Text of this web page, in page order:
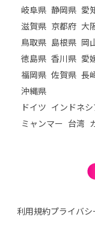
岐阜県 静岡県 愛
滋賀県 京都府 大
鳥取県 島根県 岡
徳島県 香川県 愛
福岡県 佐賀県 長
沖縄県
ドイツ インドネシ
ミャンマー 台湾
利用規約プライバ